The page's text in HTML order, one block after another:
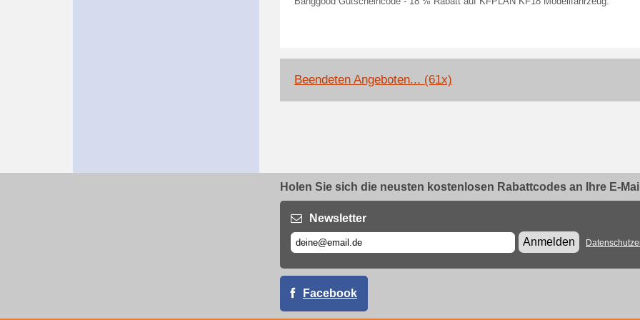
Beendeten Angeboten... (61x)
Holen Sie sich die neusten kostenlosen Rabattcodes an Ihre E-
Newsletter
Anmelden
Facebook